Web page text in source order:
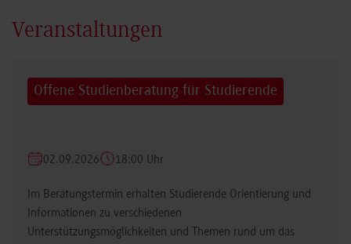
Veranstaltungen
Offene Studienberatung für Studierende
02.09.2026 18:00 Uhr
Im Beratungstermin erhalten Studierende Orientierung und
Informationen zu verschiedenen
Unterstützungsmöglichkeiten und Themen rund um das